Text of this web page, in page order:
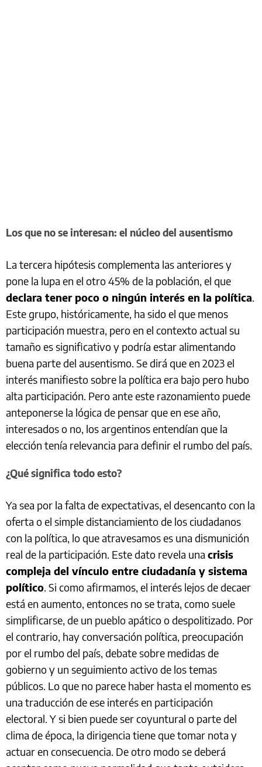
Los que no se interesan: el núcleo del ausentismo
La tercera hipótesis complementa las anteriores y
pone la lupa en el otro 45% de la población, el que
declara tener poco o ningún interés en la política.
Este grupo, históricamente, ha sido el que menos
participación muestra, pero en el contexto actual su
tamaño es significativo y podría estar alimentando
buena parte del ausentismo. Se dirá que en 2023 el
interés manifiesto sobre la política era bajo pero hubo
alta participación. Pero ante este razonamiento puede
anteponerse la lógica de pensar que en ese año,
interesados o no, los argentinos entendían que la
elección tenía relevancia para definir el rumbo del país.
¿Qué significa todo esto?
Ya sea por la falta de expectativas, el desencanto con la
oferta o el simple distanciamiento de los ciudadanos
con la política, lo que atravesamos es una dismunición
real de la participación. Este dato revela una crisis
compleja del vínculo entre ciudadanía y sistema
político. Si como afirmamos, el interés lejos de decaer
está en aumento, entonces no se trata, como suele
simplificarse, de un pueblo apático o despolitizado. Por
el contrario, hay conversación política, preocupación
por el rumbo del país, debate sobre medidas de
gobierno y un seguimiento activo de los temas
públicos. Lo que no parece haber hasta el momento es
una traducción de ese interés en participación
electoral. Y si bien puede ser coyuntural o parte del
clima de época, la dirigencia tiene que tomar nota y
actuar en consecuencia. De otro modo se deberá